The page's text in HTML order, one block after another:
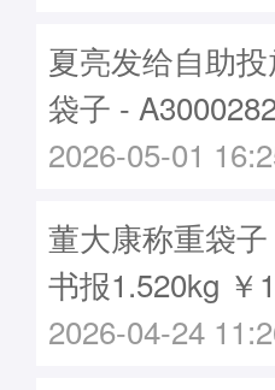
夏亮发给自助
袋子 -
2026-05-01
董大康称重袋子
书报1.520kg ￥
2026-04-24